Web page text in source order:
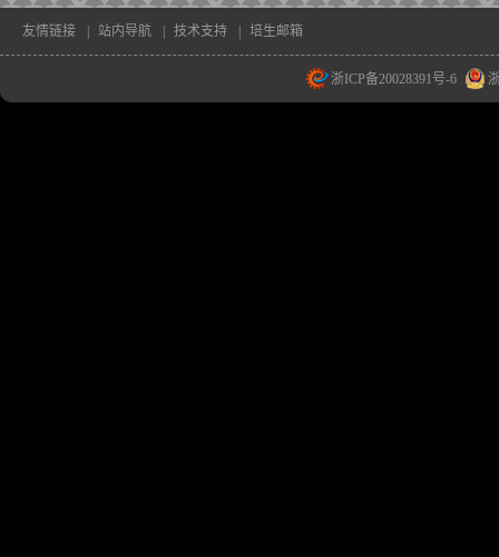
友情链接 站内导航 技术支持 培生邮箱
浙ICP备20028391号-6